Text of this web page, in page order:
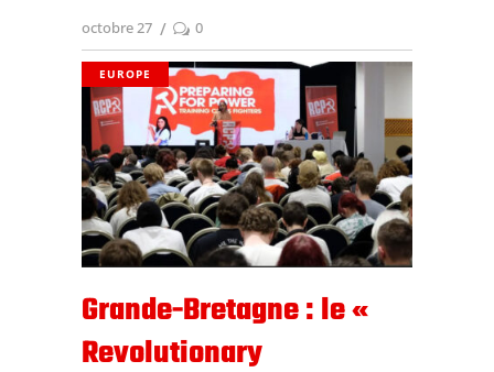
octobre 27 0
EUROPE
Grande-Bretagne : le «
Revolutionary